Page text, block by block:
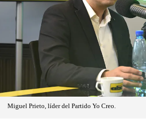
Miguel Prieto, líder del Partido Yo Creo.